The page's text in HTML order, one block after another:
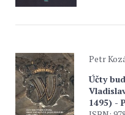
Petr
Účty
1495) -